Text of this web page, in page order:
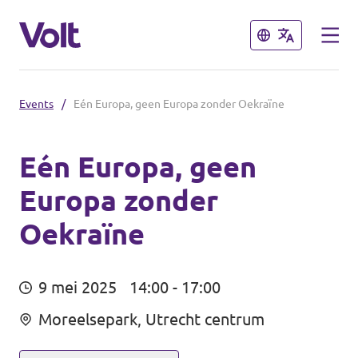
Sluiten
Volt communities dichtbij
Volt Arnhem
Volt Nijmegen
Volt Achterhoek
Sluiten
Standpunten
Over Volt
Mensen
Events / Eén Europa, geen Europa zonder Oekraïne
Eén Europa, geen
Europa zonder
Oekraïne
9 mei 2025
14:00 - 17:00
Moreelsepark, Utrecht centrum